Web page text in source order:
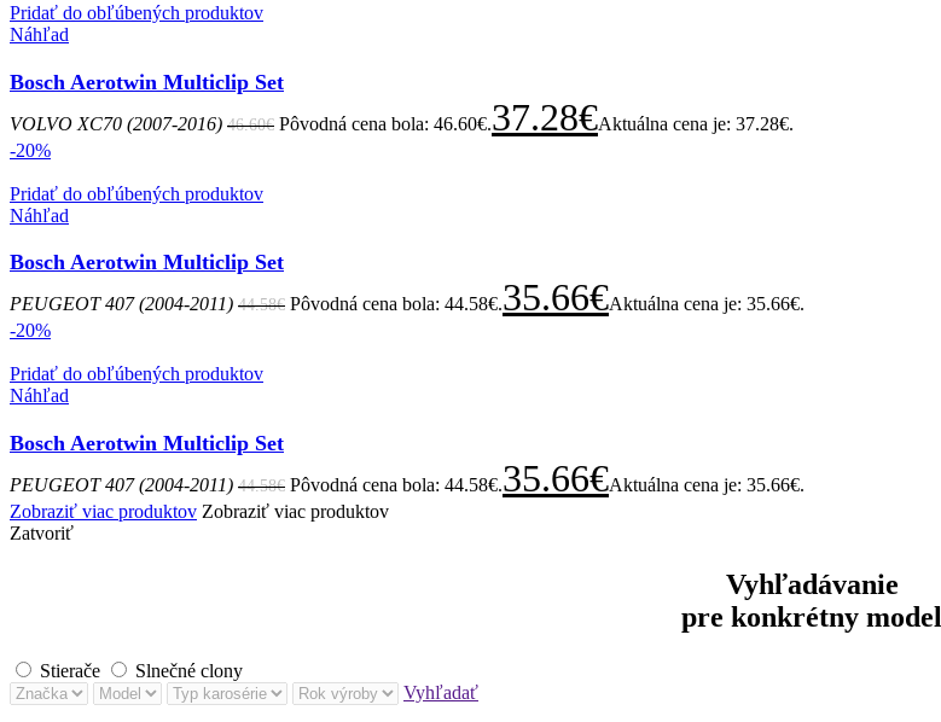
Pridať do obľúbených produktov
Náhľad
Bosch Aerotwin Multiclip Set
VOLVO XC70 (2007-2016) 46.60€ Pôvodná cena bola: 46.60€.37.28€Aktuálna cena je: 37.28€.
-20%
Pridať do obľúbených produktov
Náhľad
Bosch Aerotwin Multiclip Set
PEUGEOT 407 (2004-2011) 44.58€ Pôvodná cena bola: 44.58€.35.66€Aktuálna cena je: 35.66€.
-20%
Pridať do obľúbených produktov
Náhľad
Bosch Aerotwin Multiclip Set
PEUGEOT 407 (2004-2011) 44.58€ Pôvodná cena bola: 44.58€.35.66€Aktuálna cena je: 35.66€.
Zobraziť viac produktov Zobraziť viac produktov
Zatvoriť
Vyhľadávanie
pre konkrétny model
Stierače
Slnečné clony
Vyhľadať